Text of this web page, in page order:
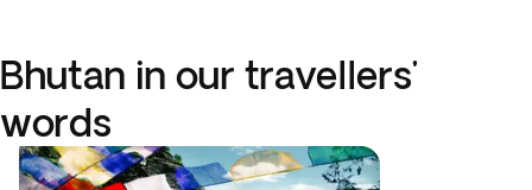
Bhutan in our travellers'
words